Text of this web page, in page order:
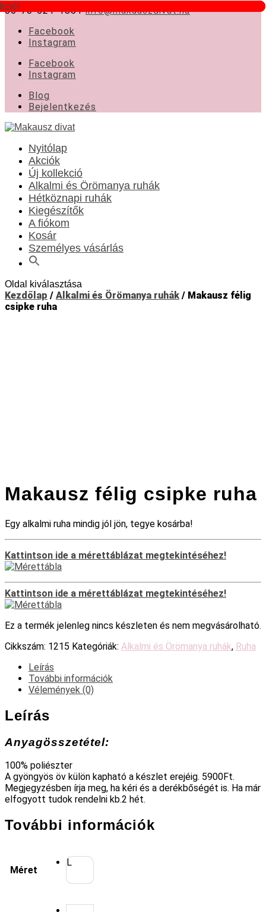
06-70-621-1881 info@makauszdivat.hu
Facebook
Instagram
Facebook
Instagram
Blog
Bejelentkezés
Nyitólap
Akciók
Új kollekció
Alkalmi és Örömanya ruhák
Hétköznapi ruhák
Kiegészítők
A fiókom
Kosár
Személyes vásárlás
Oldal kiválasztása
Kezdőlap / Alkalmi és Örömanya ruhák / Makausz félig
csipke ruha
Makausz félig csipke ruha
Egy alkalmi ruha mindig jól jön, tegye kosárba!
Kattintson ide a mérettáblázat megtekintéséhez!
Kattintson ide a mérettáblázat megtekintéséhez!
Ez a termék jelenleg nincs készleten és nem megvásárolható.
Cikkszám: 1215 Kategóriák: Alkalmi és Örömanya ruhák, Ruha
Leírás
További információk
Vélemények (0)
Leírás
Anyagösszetétel:
100% poliészter
A gyöngyös öv külön kapható a készlet erejéig. 5900Ft.
Megjegyzésben írja meg, ha kéri és a derékbőségét is. Ha már
elfogyott tudok rendelni kb.2 hét.
További információk
Méret
L